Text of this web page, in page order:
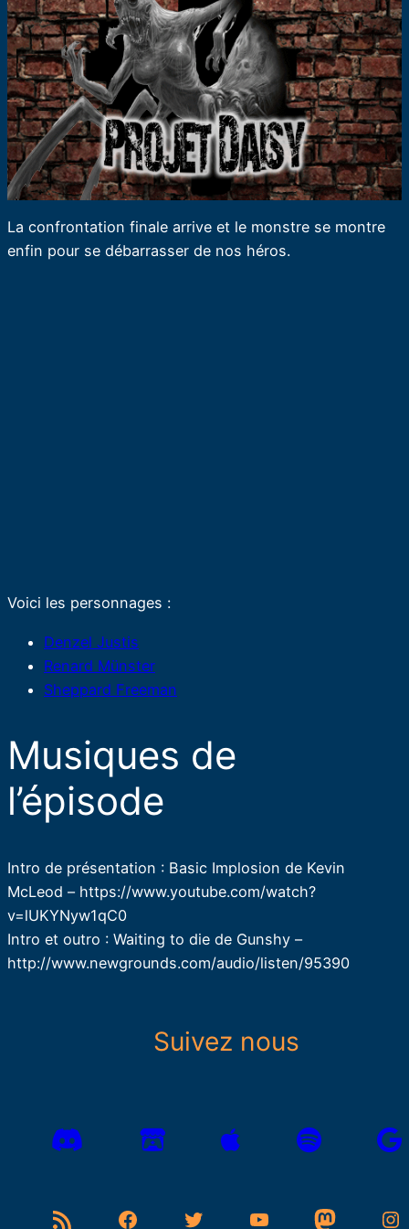
La confrontation finale arrive et le monstre se montre
enfin pour se débarrasser de nos héros.
Voici les personnages :
Denzel Justis
Renard Münster
Sheppard Freeman
Musiques de
l’épisode
Intro de présentation : Basic Implosion de Kevin
McLeod – https://www.youtube.com/watch?
v=lUKYNyw1qC0
Intro et outro : Waiting to die de Gunshy –
http://www.newgrounds.com/audio/listen/95390
Suivez nous
Flux RSS Facebook Twitter YouTube Mastodon Instagram